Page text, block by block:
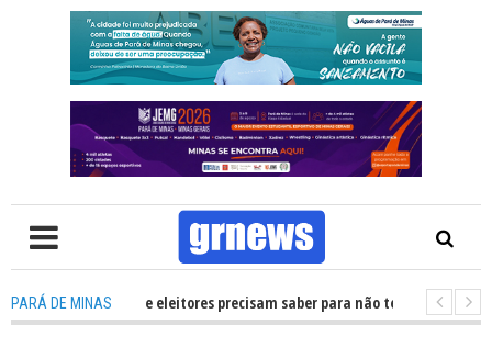
PARÁ DE MINAS
candidatos e eleitores precisam saber para não ter problemas nas